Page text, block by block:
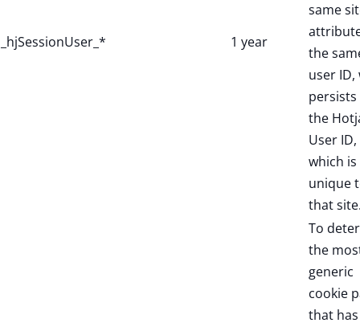
_hjSessionUser_* 1 year
same
the
user ID,
persists
the
User ID,
which is
unique
that
To
the
generic
cookie
that